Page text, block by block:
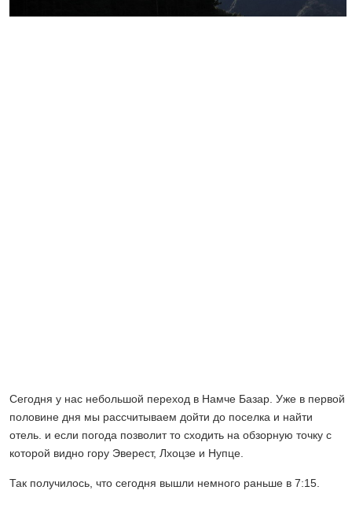
Сегодня у нас небольшой переход в Намче Базар. Уже в первой
половине дня мы рассчитываем дойти до поселка и найти
отель. и если погода позволит то сходить на обзорную точку с
которой видно гору Эверест, Лхоцзе и Нупце.
Так получилось, что сегодня вышли немного раньше в 7:15.